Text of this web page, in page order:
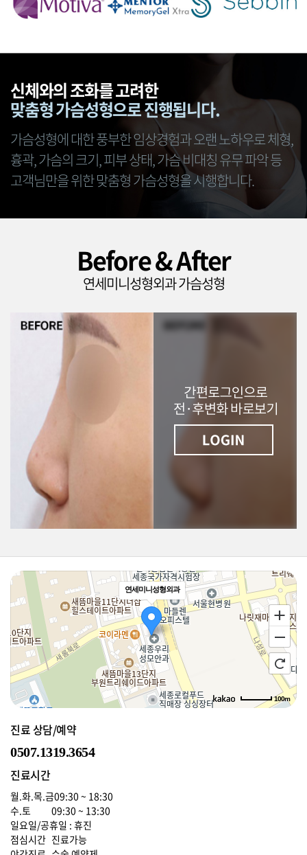
신체와의 조화를 고려한
맞춤형 가슴성형으로 진행됩니다.
가슴성형에 대한 풍부한 임상경험과 오랜 노하우로체형,
흉곽, 가슴의 크기, 피부 상태, 가슴 비대칭 유무 파악 등
고객님만을 위한 맞춤형 가슴성형을 시행합니다.
Before & After
연세미니성형외과 가슴성형
연세미니성형외과
100m
진료 상담/예약
0507.1319.3654
진료시간
월.화.목.금09:30 ~ 18:30
수.토
09:30 ~ 13:30
일요일/공휴일 : 휴진
점심시간 진료가능